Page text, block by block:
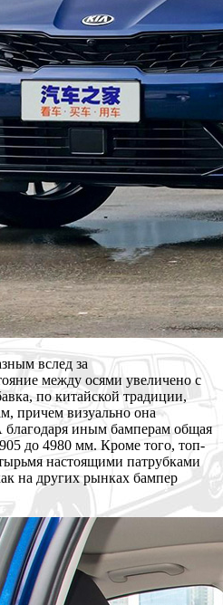
вслед за
между осями увеличено с
по китайской традиции,
причем визуально она
благодаря иным бамперам общая
до 4980 мм. Кроме того, топ-
настоящими патрубками
на других рынках бампер